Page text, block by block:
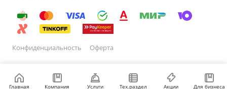
Конфиденциальность Оферта
Главная Компания Услуги Тех.раздел Акции Для бизнеса